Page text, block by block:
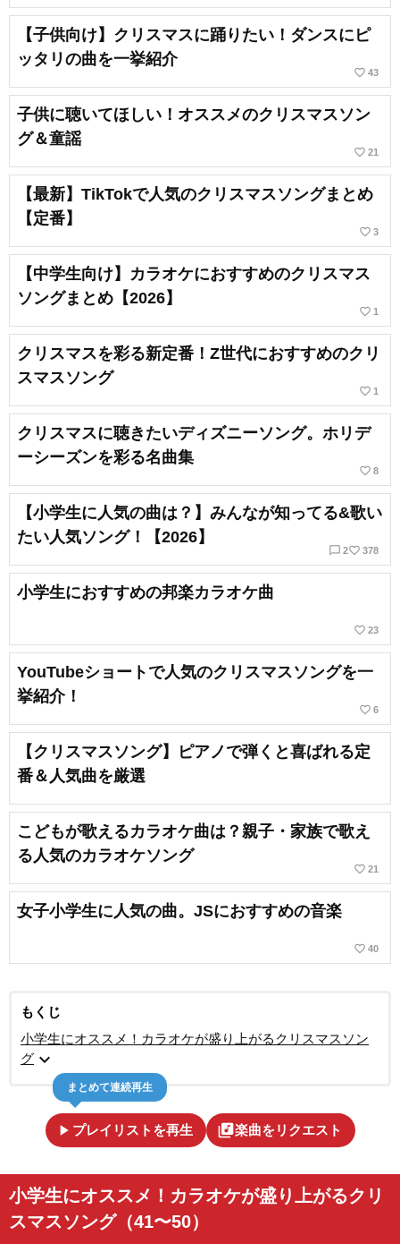
【子供向け】クリスマスに踊りたい！ダンスにピ
ッタリの曲を一挙紹介
favorite_border 43
子供に聴いてほしい！オススメのクリスマスソン
グ＆童謡
favorite_border 21
【最新】TikTokで人気のクリスマスソングまとめ
【定番】
favorite_border 3
【中学生向け】カラオケにおすすめのクリスマス
ソングまとめ【2026】
favorite_border 1
クリスマスを彩る新定番！Z世代におすすめのクリ
スマスソング
favorite_border 1
クリスマスに聴きたいディズニーソング。ホリデ
ーシーズンを彩る名曲集
favorite_border 8
【小学生に人気の曲は？】みんなが知ってる&歌い
たい人気ソング！【2026】
chat_bubble_outline 2favorite_border 378
小学生におすすめの邦楽カラオケ曲
favorite_border 23
YouTubeショートで人気のクリスマスソングを一
挙紹介！
favorite_border 6
【クリスマスソング】ピアノで弾くと喜ばれる定
番＆人気曲を厳選
こどもが歌えるカラオケ曲は？親子・家族で歌え
る人気のカラオケソング
favorite_border 21
女子小学生に人気の曲。JSにおすすめの音楽
favorite_border 40
もくじ
小学生にオススメ！カラオケが盛り上がるクリスマスソン
グ expand_more
play_arrow プレイリストを再生
まとめて連続再生
library_music楽曲をリクエスト
小学生にオススメ！カラオケが盛り上がるクリ
スマスソング（41〜50）